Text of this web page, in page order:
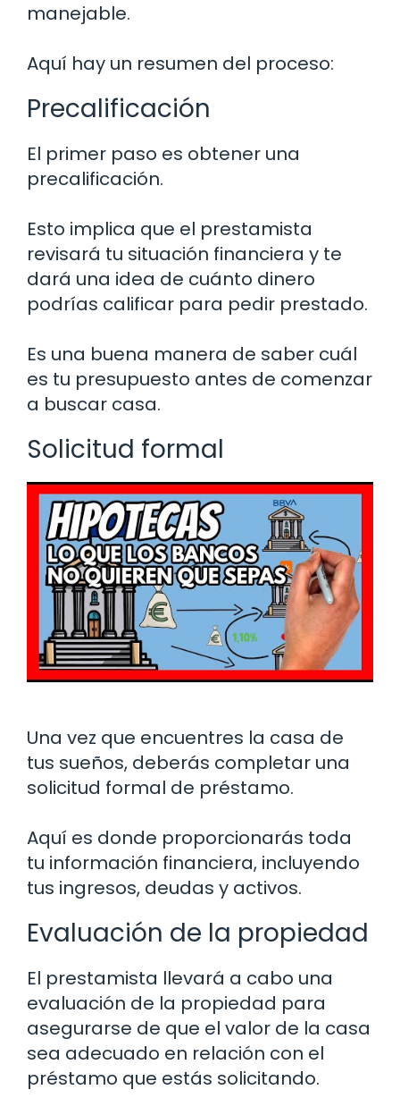
manejable.
Aquí hay un resumen del proceso:
Precalificación
El primer paso es obtener una
precalificación.
Esto implica que el prestamista
revisará tu situación financiera y te
dará una idea de cuánto dinero
podrías calificar para pedir prestado.
Es una buena manera de saber cuál
es tu presupuesto antes de comenzar
a buscar casa.
Solicitud formal
Una vez que encuentres la casa de
tus sueños, deberás completar una
solicitud formal de préstamo.
Aquí es donde proporcionarás toda
tu información financiera, incluyendo
tus ingresos, deudas y activos.
Evaluación de la propiedad
El prestamista llevará a cabo una
evaluación de la propiedad para
asegurarse de que el valor de la casa
sea adecuado en relación con el
préstamo que estás solicitando.